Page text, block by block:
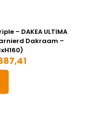
– DAKEA ULTIMA
Dakraam –